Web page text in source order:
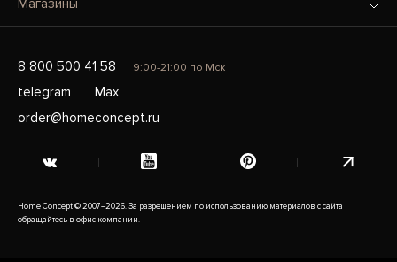
Магазины
8 800 500 41 58 9:00-21:00 по Мск
telegram
Max
order@homeconcept.ru
Home Concept © 2007–2026. За разрешением по использованию материалов с сайта
обращайтесь в офис компании.